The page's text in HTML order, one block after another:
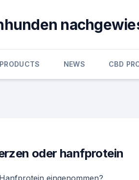
NEWS CBD
oder hanfprotein
eingenommen?